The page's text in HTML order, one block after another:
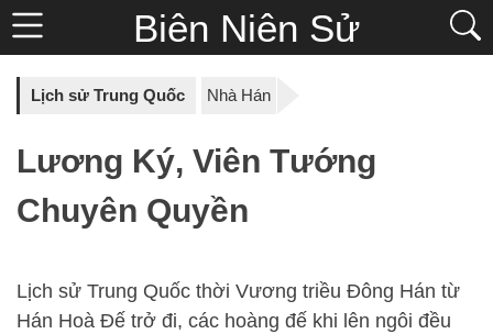
Biên Niên Sử
Lịch sử Trung Quốc Nhà Hán
Lương Ký, Viên Tướng
Chuyên Quyền
Lịch sử Trung Quốc thời Vương triều Đông Hán từ
Hán Hoà Đế trở đi, các hoàng đế khi lên ngôi đều